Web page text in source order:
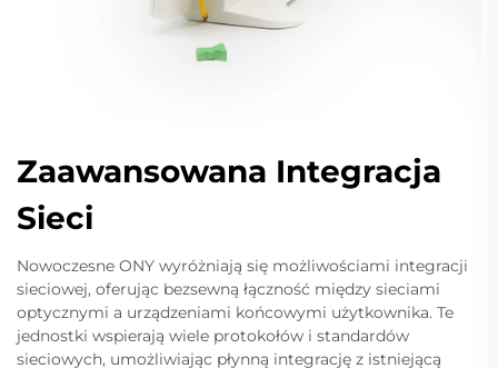
Zaawansowana Integracja
Sieci
Nowoczesne ONY wyróżniają się możliwościami integracji
sieciowej, oferując bezsewną łączność między sieciami
optycznymi a urządzeniami końcowymi użytkownika. Te
jednostki wspierają wiele protokołów i standardów
sieciowych, umożliwiając płynną integrację z istniejącą